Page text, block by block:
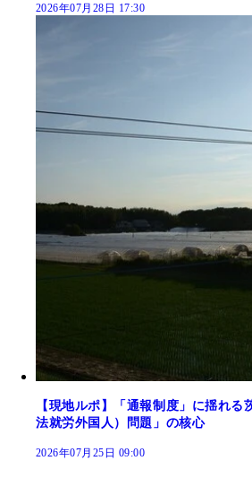
2026年07月28日 17:30
【現地ルポ】「通報制度」に揺れ
法就労外国人）問題」の核心
2026年07月25日 09:00